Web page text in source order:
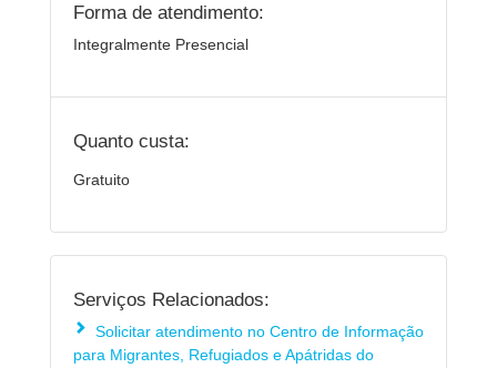
Forma de atendimento:
Integralmente Presencial
Quanto custa:
Gratuito
Serviços Relacionados:
Solicitar atendimento no Centro de Informação
para Migrantes, Refugiados e Apátridas do